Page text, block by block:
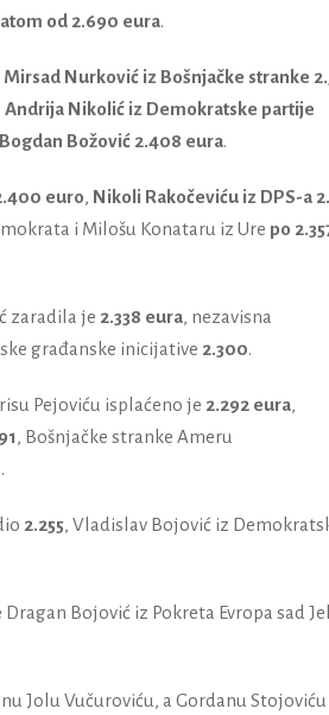
od 2.690 eura.
Mirsad Nurković iz Bošnjačke stranke
Andrija Nikolić iz Demokratske partije
Bogdan Božović 2.408 eura.
euro, Nikoli Rakočeviću iz DPS-a
i Milošu Konataru iz Ure po
zaradila je 2.338 eura, nezavisna
građanske inicijative 2.300.
Pejoviću isplaćeno je 2.292 eura,
, Bošnjačke stranke Ameru
.
2.255, Vladislav Bojović iz
Bojović iz Pokreta Evropa sad
Jolu Vučuroviću, a Gordanu